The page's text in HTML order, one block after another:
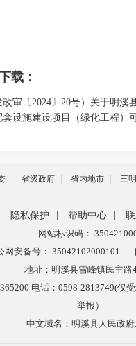
载：
改审〔2024〕20号）关于明溪
套设施建设项目（绿化工程）
省级政府 省内地市 三
隐私保护 帮助中心
网站标识码：
网安备号： 35042102000101
地址：明溪县雪峰镇民主路
电话：0598-2813749(仅
举报）
中文域名：明溪县人民政府